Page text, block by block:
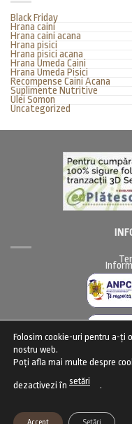
Black Friday
Hrana caini
Hrana caini acana
Hrana pisici
Hrana pisici acana
Hrana Umeda Caini
Hrana Umeda Pisici
Recompense Caini Acana
Suplimente Nutritive
Ulei Somon
Uncategorized
CENTRU
Folosim cookie-uri pentru a-ți
nostru web.
Poți afla mai multe despre
dezactivezi în setări .